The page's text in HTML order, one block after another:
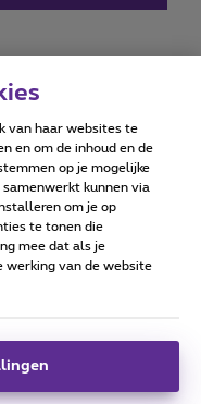
statement
conform het
van haar websites te
en om de inhoud en de
op je mogelijke
kunnen via
om je op
te tonen die
mee dat als je
werking van de website